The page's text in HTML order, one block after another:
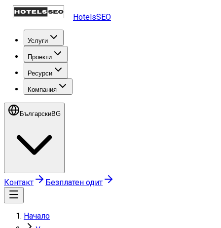
HotelsSEO
Услуги
Проекти
Ресурси
Компания
БългарскиBG
Контакт Безплатен одит
Начало